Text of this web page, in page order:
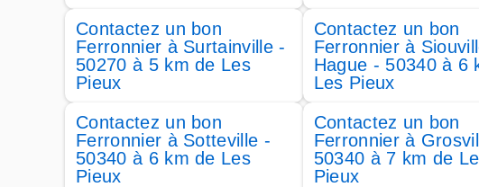
Contactez un bon
Ferronnier à Surtainville -
50270 à 5 km de Les
Pieux
Contactez un bon
Ferronnier à
Hague - 50340 à 6
Les Pieux
Contactez un bon
Ferronnier à Sotteville -
50340 à 6 km de Les
Pieux
Contactez un bon
Ferronnier à
50340 à 7 km de
Pieux